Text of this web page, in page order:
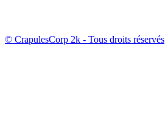
© CrapulesCorp 2k - Tous droits réservés